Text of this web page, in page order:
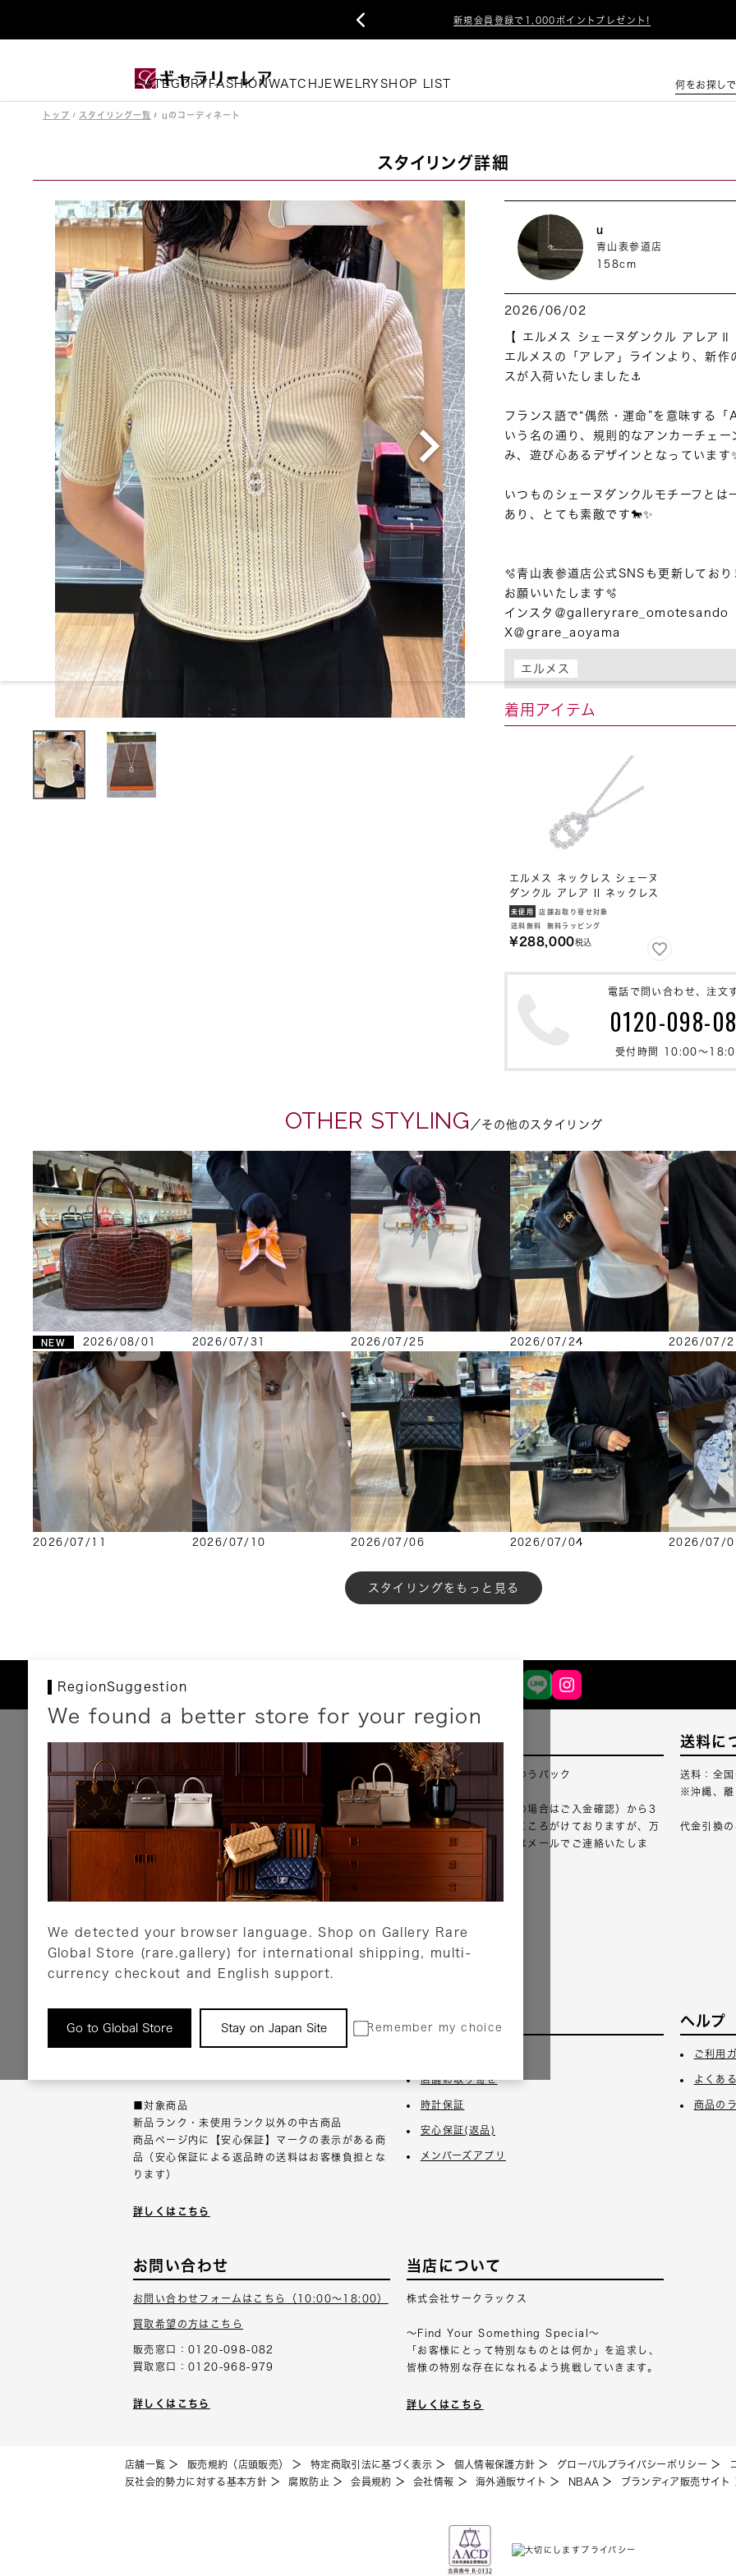
新規会員登録で1,000ポイントプレゼント!

CATEGORY FASHIONWATCHJEWELRY SHOP LIST 何をお探し
トップ スタイリング一覧 uのコーディネート
スタイリング詳細
u
青山表参道店
158cm
2026/06/02
【 エルメス シェーヌダンクル アレアⅡ
エルメスの「アレア」ラインより、新
スが入荷いたしました⚓️
フランス語で“偶然・運命”を意味する
いう名の通り、規則的なアンカーチェ
み、遊び心あるデザインとなっています
いつものシェーヌダンクルモチーフとは
あり、とても素敵です🐎✨
🫧青山表参道店公式SNSも更新してお
お願いいたします🫧
インスタ＠galleryrare_omotesando
X＠grare_aoyama
エルメス
着用アイテム
エルメス ネックレス シェーヌ
ダンクル アレア II ネックレス
SV925シルバー HERMES ジ
ュエリー
未使用 店舗お取り寄せ対象
送料無料 無料ラッピング
¥ 288,000税込
電話で問い合わせ、注文
0120-098-
受付時間 10:00〜
OTHER STYLING ／その他のスタイリング
NEW 2026/08/01 2026/07/31 2026/07/25 2026/07/24 2026/07/
2026/07/11 2026/07/10 2026/07/06 2026/07/04 2026/07/
もっと見る
RegionSuggestion
We found a better store for your region
We detected your browser language. Shop on Gallery Rare
Global Store (rare.gallery) for international shipping, multi-
currency checkout and English support.
Go to Global Store Stay on Japan Site Remember my choice
お支払いについて
以下のお支払方法が利用可能です。
クレジットカード
ショッピングローン
銀行振込・郵便振替
代金引換
Amazon Pay
PayPay
店頭支払い
詳しくはこちら
配送について
配送業者：佐川急便・ゆうパック
ご注文確認（銀行振込の場合はご入金確認）から3
営業日以内のご出荷をこころがけておりますが、万
が一出荷が遅れる場合はメールでご連絡いたしま
詳しくはこちら
送料に
送料：全
※沖縄、離
代金引換
返品について
■対象商品
新品ランク・未使用ランク以外の中古商品
商品ページ内に【安心保証】マークの表示がある商
品（安心保証による返品時の送料はお客様負担とな
ります）
詳しくはこちら
サービス
店舗お取り寄せ
時計保証
安心保証(返品)
メンバーズアプリ
ヘルプ
ご利用
よくあ
商品の
お問い合わせ
お問い合わせフォームはこちら（10:00～18:00）
買取希望の方はこちら
販売窓口：0120-098-082
買取窓口：0120-968-979
詳しくはこちら
当店について
株式会社サークラックス
～Find Your Something Special～
「お客様にとって特別なものとは何か」を追求し、
皆様の特別な存在になれるよう挑戦していきます。
詳しくはこちら
店舗一覧 販売規約（店頭販売） 特定商取引法に基づく表示 個人情報保護方針 グローバルプライバシーポリシー
反社会的勢力に対する基本方針
腐敗防止 会員規約 会社情報 海外通販サイト NBAA ブランディア販売サイト